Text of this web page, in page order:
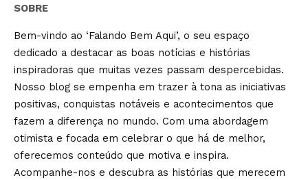
SOBRE
Bem-vindo ao ‘Falando Bem Aqui’, o seu espaço
dedicado a destacar as boas notícias e histórias
inspiradoras que muitas vezes passam despercebidas.
Nosso blog se empenha em trazer à tona as iniciativas
positivas, conquistas notáveis e acontecimentos que
fazem a diferença no mundo. Com uma abordagem
otimista e focada em celebrar o que há de melhor,
oferecemos conteúdo que motiva e inspira.
Acompanhe-nos e descubra as histórias que merecem